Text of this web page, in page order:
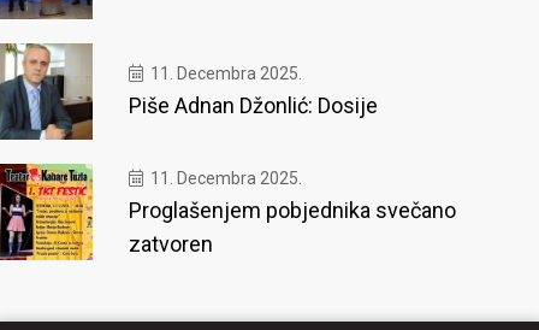
11. Decembra 2025.
Piše Adnan Džonlić: Dosije
11. Decembra 2025.
Proglašenjem pobjednika svečano
zatvoren